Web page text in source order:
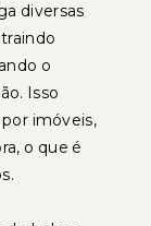
diversas
o
Isso
imóveis,
o que é